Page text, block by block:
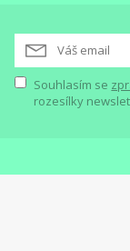
Souhlasím se
rozesílky